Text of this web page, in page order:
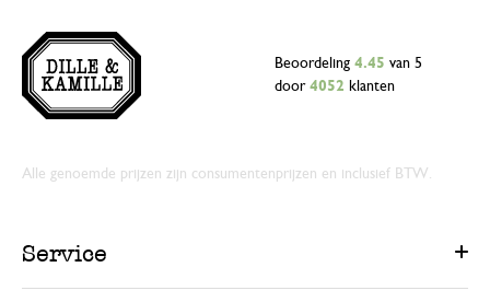
Beoordeling 4.45 van 5
door 4052 klanten
Alle genoemde prijzen zijn consumentenprijzen en inclusief BTW.
Service